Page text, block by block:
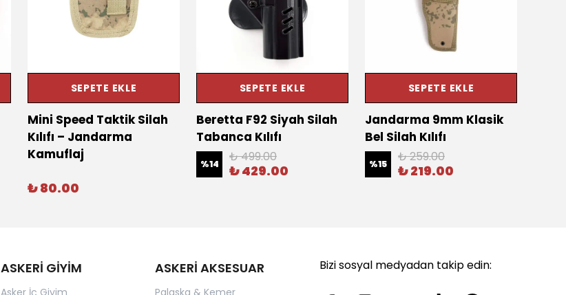
SEPETE EKLE
Mini Speed Taktik Silah
Kılıfı – Jandarma
Kamuflaj
₺ 80.00
SEPETE EKLE
Beretta F92 Siyah Silah
Tabanca Kılıfı
%14 ₺ 499.00
₺ 429.00
SEPETE EKLE
Jandarma 9mm Klasik
Bel Silah Kılıfı
%15 ₺ 259.00
₺ 219.00
ASKERİ GİYİM ASKERİ AKSESUAR Bizi sosyal medyadan takip edin: